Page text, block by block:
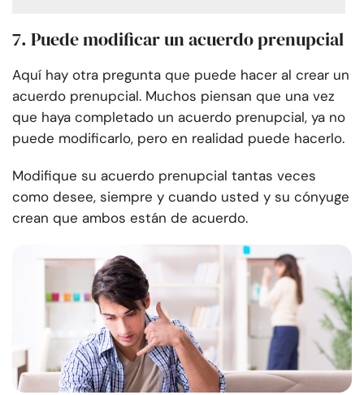
7. Puede modificar un acuerdo prenupcial
Aquí hay otra pregunta que puede hacer al crear un
acuerdo prenupcial. Muchos piensan que una vez
que haya completado un acuerdo prenupcial, ya no
puede modificarlo, pero en realidad puede hacerlo.
Modifique su acuerdo prenupcial tantas veces
como desee, siempre y cuando usted y su cónyuge
crean que ambos están de acuerdo.